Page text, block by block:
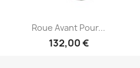
Aperçu rapide
Roue Avant Pour...
132,00 €